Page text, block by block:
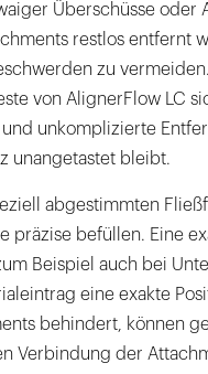
Überschüsse oder
restlos entfernt
zu
von AlignerFlow LC
unkomplizierte
unangetastet bleibt.
abgestimmten
präzise befüllen. Eine
Beispiel auch bei
eine exakte
behindert, können
Verbindung der